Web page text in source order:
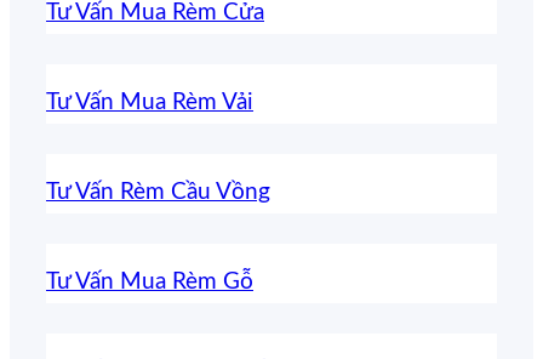
Tư Vấn Mua Rèm Cửa
Tư Vấn Mua Rèm Vải
Tư Vấn Rèm Cầu Vồng
Tư Vấn Mua Rèm Gỗ